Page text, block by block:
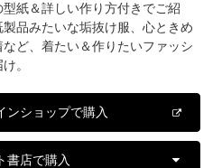
紙＆詳しい作り方付きでご紹
品みたいな垢抜け服、心ときめ
ど、着たい＆作りたいファッシ
。
ンショップで購入
書店で購入